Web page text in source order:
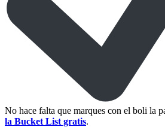
No hace falta que marques con el boli la
la Bucket List gratis.